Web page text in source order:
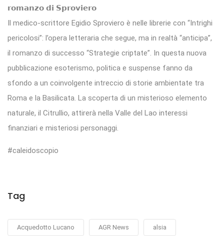
𝗿𝗼𝗺𝗮𝗻𝘇𝗼 𝗱𝗶 𝗦𝗽𝗿𝗼𝘃𝗶𝗲𝗿𝗼
Il medico-scrittore Egidio Sproviero è nelle librerie con “Intrighi
pericolosi”: l’opera letteraria che segue, ma in realtà “anticipa”,
il romanzo di successo “Strategie criptate”. In questa nuova
pubblicazione esoterismo, politica e suspense fanno da
sfondo a un coinvolgente intreccio di storie ambientate tra
Roma e la Basilicata. La scoperta di un misterioso elemento
naturale, il Citrullio, attirerà nella Valle del Lao interessi
finanziari e misteriosi personaggi.
#caleidoscopio
Tag
Acquedotto Lucano AGR News alsia